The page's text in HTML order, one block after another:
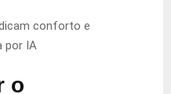
conforto e
por IA
o